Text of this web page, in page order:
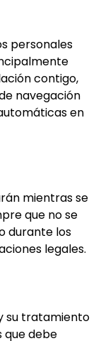
personales
contigo,
navegación
en
mientras se
que no se
durante los
legales.
su tratamiento
que debe